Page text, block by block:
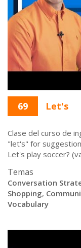
69 Let's
Clase del curso de
"let's" for
Let's play soccer?
Temas
Conversation
Shopping,
Vocabulary